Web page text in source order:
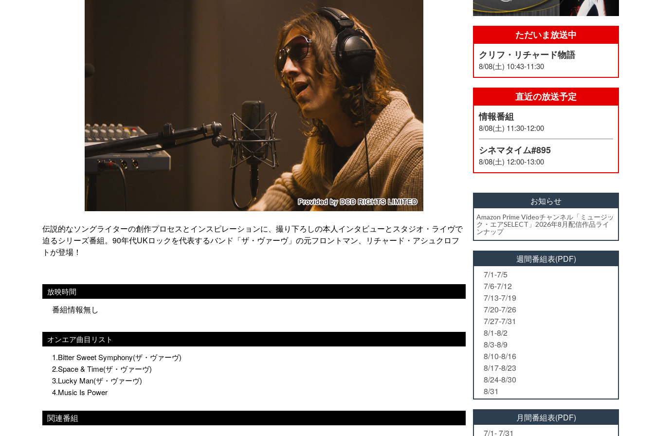
伝説的なソングライターの創作プロセスとインスピレーションに、撮り下ろしの本人インタビューとスタジオ・ライヴで
迫るシリーズ番組。90年代UKロックを代表するバンド「ザ・ヴァーヴ」の元フロントマン、リチャード・アシュクロフ
トが登場！
放映時間
番組情報無し
オンエア曲目リスト
1.Bitter Sweet Symphony(ザ・ヴァーヴ)
2.Space & Time(ザ・ヴァーヴ)
3.Lucky Man(ザ・ヴァーヴ)
4.Music Is Power
関連番組
ただいま放送中
クリフ・リチャード物語
8/08(土) 10:43-11:30
直近の放送予定
情報番組
8/08(土) 11:30-12:00
シネマタイム#895
8/08(土) 12:00-13:00
お知らせ
Amazon Prime Videoチャンネル「ミュージッ
ク・エアSELECT」2026年8月配信作品ライ
ンナップ
週間番組表(PDF)
7/1-7/5
7/6-7/12
7/13-7/19
7/20-7/26
7/27-7/31
8/1-8/2
8/3-8/9
8/10-8/16
8/17-8/23
8/24-8/30
8/31
月間番組表(PDF)
7/1- 7/31